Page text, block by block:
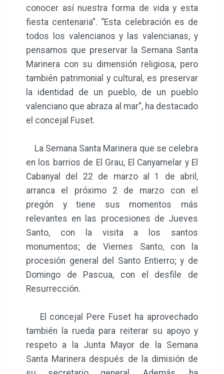
conocer así nuestra forma de vida y esta
fiesta centenaria”. “Esta celebración es de
todos los valencianos y las valencianas, y
pensamos que preservar la Semana Santa
Marinera con su dimensión religiosa, pero
también patrimonial y cultural, es preservar
la identidad de un pueblo, de un pueblo
valenciano que abraza al mar”, ha destacado
el concejal Fuset.
La Semana Santa Marinera que se celebra
en los barrios de El Grau, El Canyamelar y El
Cabanyal del 22 de marzo al 1 de abril,
arranca el próximo 2 de marzo con el
pregón y tiene sus momentos más
relevantes en las procesiones de Jueves
Santo, con la visita a los santos
monumentos; de Viernes Santo, con la
procesión general del Santo Entierro; y de
Domingo de Pascua, con el desfile de
Resurrección.
El concejal Pere Fuset ha aprovechado
también la rueda para reiterar su apoyo y
respeto a la Junta Mayor de la Semana
Santa Marinera después de la dimisión de